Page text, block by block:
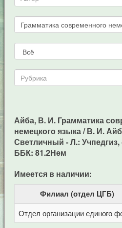
Айба, В. И. Грамматика
немецкого языка / В. И.
Светличный - Л.: Учпедгиз,
ББК: 81.2Нем
Имеется в наличии:
Филиал (отдел ЦГБ)
Отдел организации единого